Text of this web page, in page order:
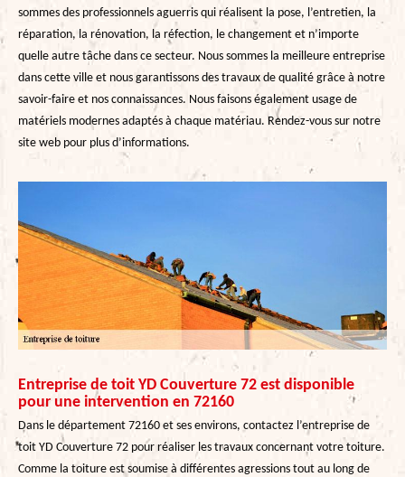
sommes des professionnels aguerris qui réalisent la pose, l’entretien, la
réparation, la rénovation, la réfection, le changement et n’importe
quelle autre tâche dans ce secteur. Nous sommes la meilleure entreprise
dans cette ville et nous garantissons des travaux de qualité grâce à notre
savoir-faire et nos connaissances. Nous faisons également usage de
matériels modernes adaptés à chaque matériau. Rendez-vous sur notre
site web pour plus d’informations.
Entreprise de toit YD Couverture 72 est disponible
pour une intervention en 72160
Dans le département 72160 et ses environs, contactez l’entreprise de
toit YD Couverture 72 pour réaliser les travaux concernant votre toiture.
Comme la toiture est soumise à différentes agressions tout au long de